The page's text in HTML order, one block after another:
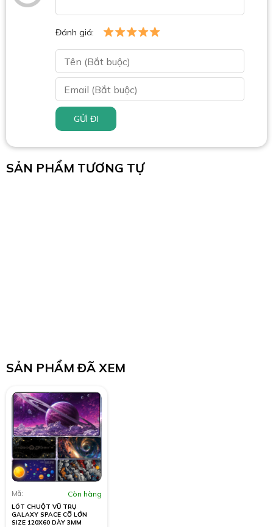
Đánh giá:
GỬI ĐI
SẢN PHẨM TƯƠNG TỰ
SẢN PHẨM ĐÃ XEM
Mã: Còn hàng
LÓT CHUỘT VŨ TRỤ
GALAXY SPACE CỠ LỚN
SIZE 120X60 DÀY 3MM